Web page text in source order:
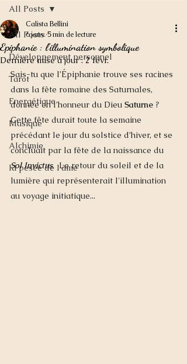
All Posts
Développement personnel
Tarot
Energétique
Musique
Alchimie
la pesée de l'âme
All Posts
Epiphanie : l'illumination symbolique
Calista Bellini
6 janv. 5 min de lecture
Dernière mise à jour :2 févr.
Sais-tu que l’Épiphanie trouve ses racines
dans la fête romaine des Saturnales,
donnée en l’honneur du Dieu Saturne ?
Cette fête durait toute la semaine
précédant le jour du solstice d’hiver, et se
concluait par la fête de la naissance du
Sol Invictus.  Le retour du soleil et de la
lumière qui représenterait l'illumination
au voyage initiatique...